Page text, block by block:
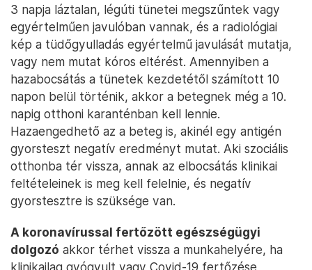
3 napja láztalan, légúti tünetei megszűntek vagy
egyértelműen javulóban vannak, és a radiológiai
kép a tüdőgyulladás egyértelmű javulását mutatja,
vagy nem mutat kóros eltérést. Amennyiben a
hazabocsátás a tünetek kezdetétől számított 10
napon belül történik, akkor a betegnek még a 10.
napig otthoni karanténban kell lennie.
Hazaengedhető az a beteg is, akinél egy antigén
gyorsteszt negatív eredményt mutat. Aki szociális
otthonba tér vissza, annak az elbocsátás klinikai
feltételeinek is meg kell felelnie, és negatív
gyorstesztre is szüksége van.
A koronavírussal fertőzött egészségügyi
dolgozó akkor térhet vissza a munkahelyére, ha
klinikailag gyógyult vagy Covid-19 fertőzése